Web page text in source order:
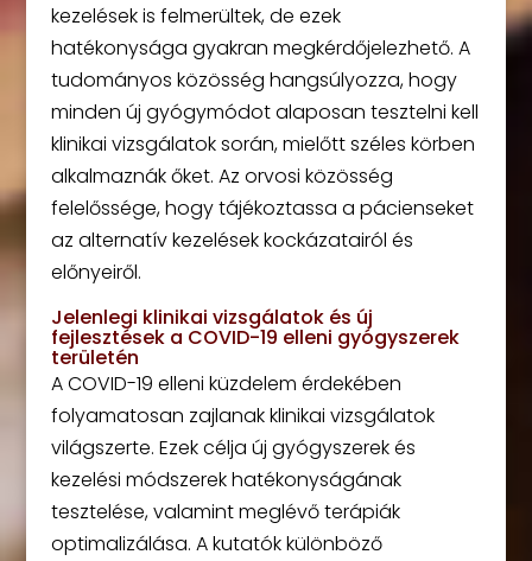
kezelések is felmerültek, de ezek
hatékonysága gyakran megkérdőjelezhető. A
tudományos közösség hangsúlyozza, hogy
minden új gyógymódot alaposan tesztelni kell
klinikai vizsgálatok során, mielőtt széles körben
alkalmaznák őket. Az orvosi közösség
felelőssége, hogy tájékoztassa a pácienseket
az alternatív kezelések kockázatairól és
előnyeiről.
Jelenlegi klinikai vizsgálatok és új
fejlesztések a COVID-19 elleni gyógyszerek
területén
A COVID-19 elleni küzdelem érdekében
folyamatosan zajlanak klinikai vizsgálatok
világszerte. Ezek célja új gyógyszerek és
kezelési módszerek hatékonyságának
tesztelése, valamint meglévő terápiák
optimalizálása. A kutatók különböző